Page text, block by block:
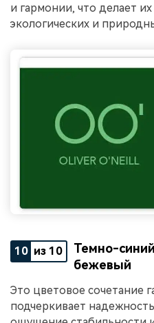
и гармонии, что делает
экологических и
10 из 10
Темно-
бежевый
Это цветовое сочетание
подчеркивает